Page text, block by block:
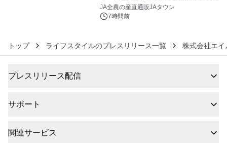
販売！～毎月１０日の定例企画～
JA全農の産直通販JAタウン
7時間前
トップ ライフスタイルのプレスリリース一覧 株式会社エイ
プレスリリース配信
サポート
関連サービス